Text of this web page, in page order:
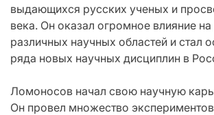
выдающихся русских ученых и
века. Он оказал огромное влияние на
различных научных областей и стал
ряда новых научных дисциплин в
Ломоносов начал свою научную
Он провел множество